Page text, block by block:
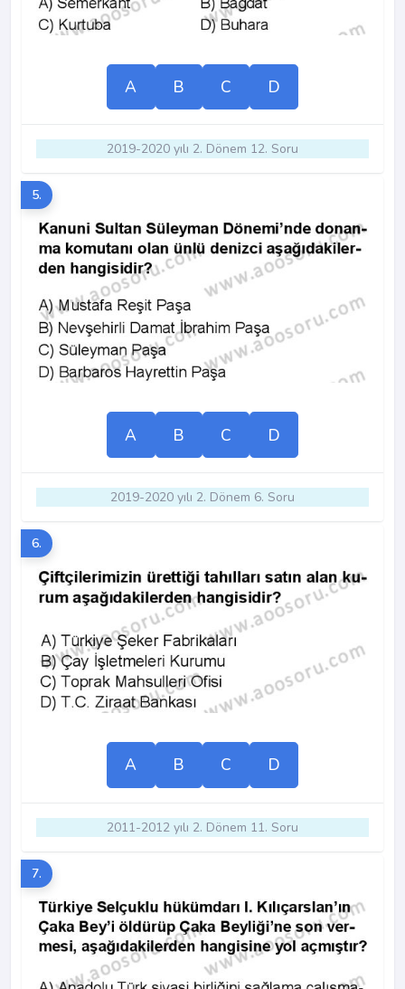
A B C D
2019-2020 yılı 2. Dönem 12. Soru
5.
A B C D
2019-2020 yılı 2. Dönem 6. Soru
6.
A B C D
2011-2012 yılı 2. Dönem 11. Soru
7.